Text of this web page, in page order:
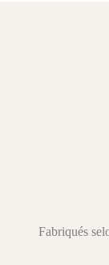
Fabriqués